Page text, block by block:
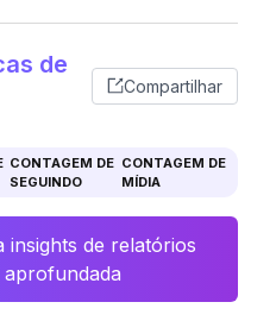
de
Compartilhar
CONTAGEM DE
SEGUINDO
CONTAGEM DE
MÍDIA
de relatórios